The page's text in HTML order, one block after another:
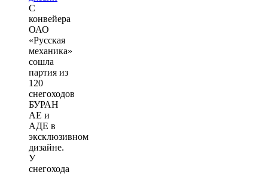
С
конвейера
ОАО
«Русская
механика»
сошла
партия из
120
снегоходов
БУРАН
АЕ и
АДЕ в
эксклюзивном
дизайне.
У
снегохода